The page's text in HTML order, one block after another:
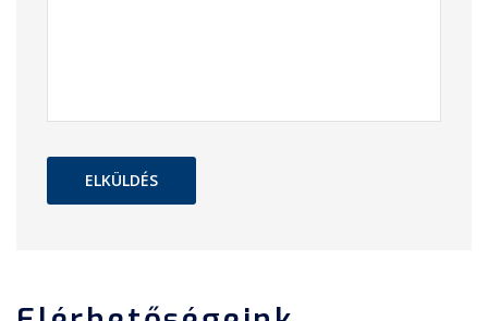
ELKÜLDÉS